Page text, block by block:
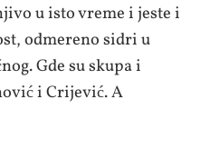
u isto vreme i jeste i
odmereno sidri u
Gde su skupa i
i Crijević. A